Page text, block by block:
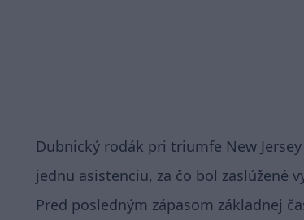
Dubnický rodák pri triumfe New
jednu asistenciu, za čo bol zaslúžené
Pred posledným zápasom základnej